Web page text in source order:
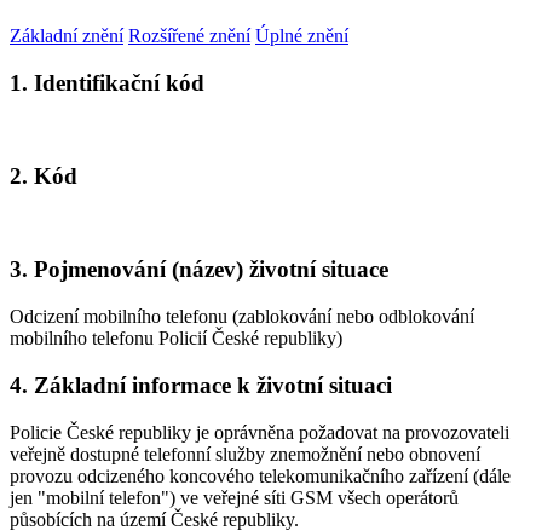
Základní znění Rozšířené znění Úplné znění
1. Identifikační kód
2. Kód
3. Pojmenování (název) životní situace
Odcizení mobilního telefonu (zablokování nebo odblokování
mobilního telefonu Policií České republiky)
4. Základní informace k životní situaci
Policie České republiky je oprávněna požadovat na provozovateli
veřejně dostupné telefonní služby znemožnění nebo obnovení
provozu odcizeného koncového telekomunikačního zařízení (dále
jen "mobilní telefon") ve veřejné síti GSM všech operátorů
působících na území České republiky.